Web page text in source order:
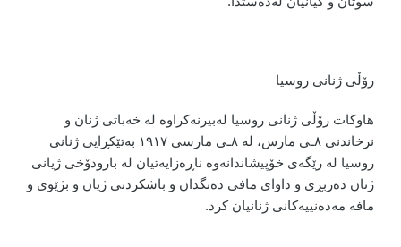
رۆڵی ژنانی روسیا
هاوکات رۆڵی ژنانی روسیا لەبیرنەكراوە لە خەباتی ژنان و
نرخاندنی ٨ـی مارس، لە ٨ـی مارسی ١٩١٧ بەتێكڕایی ژنانی
روسیا لە رێگەی خۆپیشاندانەوە ناڕەزایەتیان لە بارودۆخی ژیانی
ژنان دەربڕی و داوای مافی دەنگدان و باشكردنی ژیان و بژێوی و
مافە مەدەنییەكانی ژنانیان كرد.